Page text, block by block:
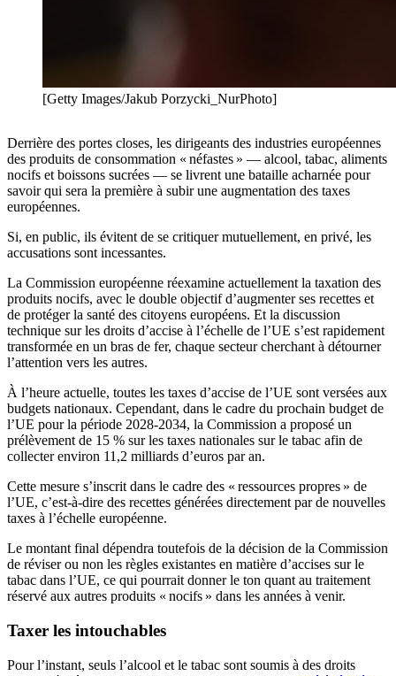
[Getty Images/Jakub Porzycki_NurPhoto]
Derrière des portes closes, les dirigeants des industries européennes
des produits de consommation « néfastes » — alcool, tabac, aliments
nocifs et boissons sucrées — se livrent une bataille acharnée pour
savoir qui sera la première à subir une augmentation des taxes
européennes.
Si, en public, ils évitent de se critiquer mutuellement, en privé, les
accusations sont incessantes.
La Commission européenne réexamine actuellement la taxation des
produits nocifs, avec le double objectif d’augmenter ses recettes et
de protéger la santé des citoyens européens. Et la discussion
technique sur les droits d’accise à l’échelle de l’UE s’est rapidement
transformée en un bras de fer, chaque secteur cherchant à détourner
l’attention vers les autres.
À l’heure actuelle, toutes les taxes d’accise de l’UE sont versées aux
budgets nationaux. Cependant, dans le cadre du prochain budget de
l’UE pour la période 2028-2034, la Commission a proposé un
prélèvement de 15 % sur les taxes nationales sur le tabac afin de
collecter environ 11,2 milliards d’euros par an.
Cette mesure s’inscrit dans le cadre des « ressources propres » de
l’UE, c’est-à-dire des recettes générées directement par de nouvelles
taxes à l’échelle européenne.
Le montant final dépendra toutefois de la décision de la Commission
de réviser ou non les règles existantes en matière d’accises sur le
tabac dans l’UE, ce qui pourrait donner le ton quant au traitement
réservé aux autres produits « nocifs » dans les années à venir.
Taxer les intouchables
Pour l’instant, seuls l’alcool et le tabac sont soumis à des droits